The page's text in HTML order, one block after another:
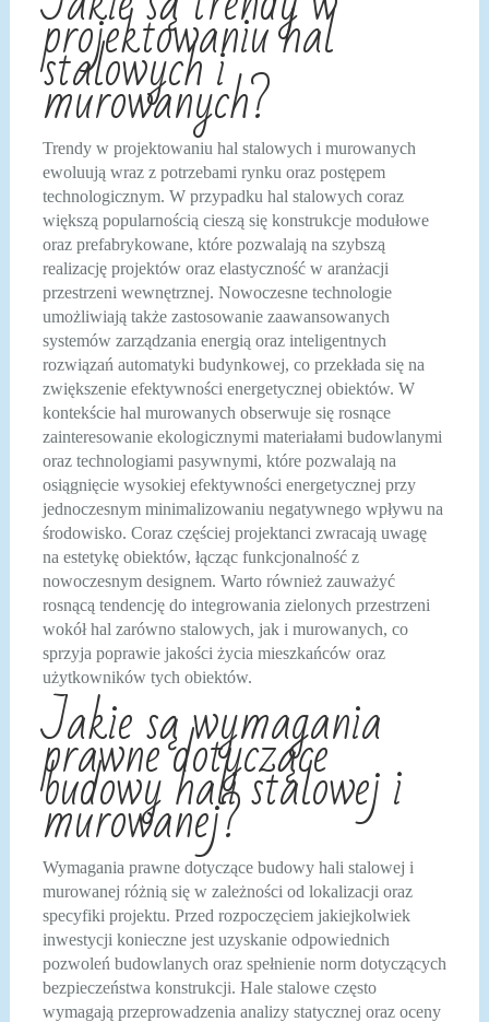
projektowaniu hal
stalowych i
murowanych?
Trendy w projektowaniu hal stalowych i murowanych
ewoluują wraz z potrzebami rynku oraz postępem
technologicznym. W przypadku hal stalowych coraz
większą popularnością cieszą się konstrukcje modułowe
oraz prefabrykowane, które pozwalają na szybszą
realizację projektów oraz elastyczność w aranżacji
przestrzeni wewnętrznej. Nowoczesne technologie
umożliwiają także zastosowanie zaawansowanych
systemów zarządzania energią oraz inteligentnych
rozwiązań automatyki budynkowej, co przekłada się na
zwiększenie efektywności energetycznej obiektów. W
kontekście hal murowanych obserwuje się rosnące
zainteresowanie ekologicznymi materiałami budowlanymi
oraz technologiami pasywnymi, które pozwalają na
osiągnięcie wysokiej efektywności energetycznej przy
jednoczesnym minimalizowaniu negatywnego wpływu na
środowisko. Coraz częściej projektanci zwracają uwagę
na estetykę obiektów, łącząc funkcjonalność z
nowoczesnym designem. Warto również zauważyć
rosnącą tendencję do integrowania zielonych przestrzeni
wokół hal zarówno stalowych, jak i murowanych, co
sprzyja poprawie jakości życia mieszkańców oraz
użytkowników tych obiektów.
Jakie są wymagania
prawne dotyczące
budowy hali stalowej i
murowanej?
Wymagania prawne dotyczące budowy hali stalowej i
murowanej różnią się w zależności od lokalizacji oraz
specyfiki projektu. Przed rozpoczęciem jakiejkolwiek
inwestycji konieczne jest uzyskanie odpowiednich
pozwoleń budowlanych oraz spełnienie norm dotyczących
bezpieczeństwa konstrukcji. Hale stalowe często
wymagają przeprowadzenia analizy statycznej oraz oceny